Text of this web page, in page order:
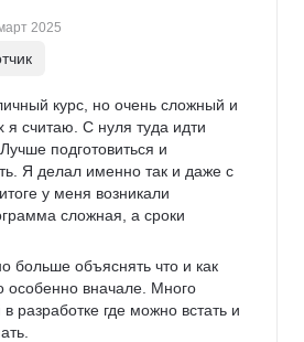
2025
курс, но очень сложный и
я считаю. С нуля туда идти
подготовиться и
Я делал именно так и даже с
у меня возникали
сложная, а сроки
больше объяснять что и как
особенно вначале. Много
разработке где можно встать и